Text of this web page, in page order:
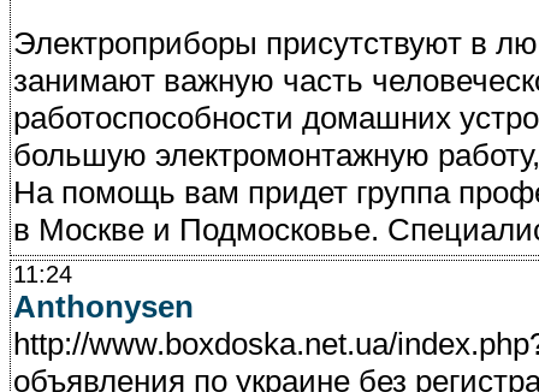
Электроприборы присутствуют в
занимают важную часть
работоспособности домашних
большую электромонтажную
На помощь вам придет группа
в Москве и Подмосковье.
11:24
Anthonysen
http://www.boxdoska.net.ua/
объявления по украине без